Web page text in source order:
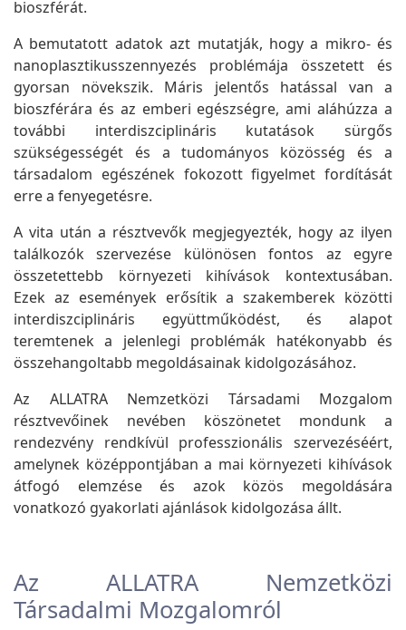
bioszférát.
A bemutatott adatok azt mutatják, hogy a mikro- és
nanoplasztikusszennyezés problémája összetett és
gyorsan növekszik. Máris jelentős hatással van a
bioszférára és az emberi egészségre, ami aláhúzza a
további interdiszciplináris kutatások sürgős
szükségességét és a tudományos közösség és a
társadalom egészének fokozott figyelmet fordítását
erre a fenyegetésre.
A vita után a résztvevők megjegyezték, hogy az ilyen
találkozók szervezése különösen fontos az egyre
összetettebb környezeti kihívások kontextusában.
Ezek az események erősítik a szakemberek közötti
interdiszciplináris együttműködést, és alapot
teremtenek a jelenlegi problémák hatékonyabb és
összehangoltabb megoldásainak kidolgozásához.
Az ALLATRA Nemzetközi Társadami Mozgalom
résztvevőinek nevében köszönetet mondunk a
rendezvény rendkívül professzionális szervezéséért,
amelynek középpontjában a mai környezeti kihívások
átfogó elemzése és azok közös megoldására
vonatkozó gyakorlati ajánlások kidolgozása állt.
Az ALLATRA Nemzetközi
Társadalmi Mozgalomról